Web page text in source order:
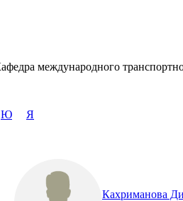
международного
Ю Я
Кахриманова